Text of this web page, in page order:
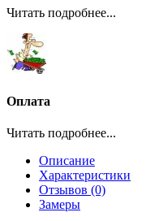
Читать подробнее...
Оплата
Читать подробнее...
Описание
Характеристики
Отзывов (0)
Замеры